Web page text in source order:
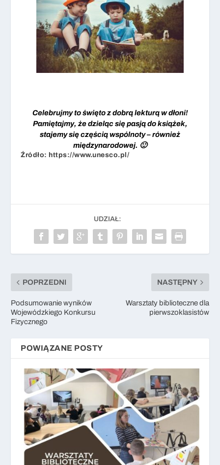
Celebrujmy to święto z dobrą lekturą w dłoni!
Pamiętajmy, że dzieląc się pasją do książek,
stajemy się częścią wspólnoty – również
międzynarodowej. 🙂
Źródło: https://www.unesco.pl/
UDZIAŁ:
POPRZEDNI
Podsumowanie wyników
Wojewódzkiego Konkursu
Fizycznego
NASTĘPNY
Warsztaty biblioteczne dla
pierwszoklasistów
POWIĄZANE POSTY